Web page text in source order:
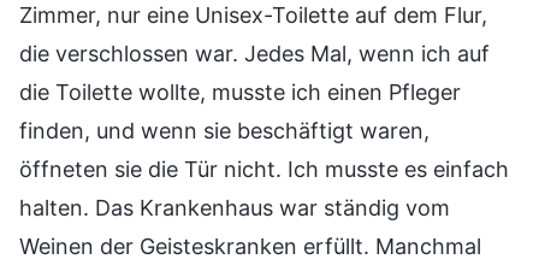
Zimmer, nur eine Unisex-Toilette auf dem Flur,
die verschlossen war. Jedes Mal, wenn ich auf
die Toilette wollte, musste ich einen Pfleger
finden, und wenn sie beschäftigt waren,
öffneten sie die Tür nicht. Ich musste es einfach
halten. Das Krankenhaus war ständig vom
Weinen der Geisteskranken erfüllt. Manchmal